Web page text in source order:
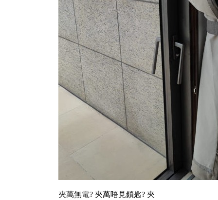
夾萬無電? 夾萬唔見鎖匙? 夾